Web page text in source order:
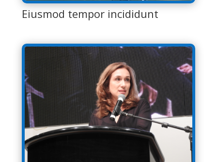
Eiusmod tempor incididunt